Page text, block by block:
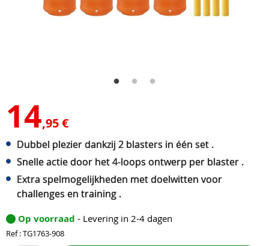
14,95 €
Dubbel plezier dankzij 2 blasters in één set .
Snelle actie door het 4-loops ontwerp per blaster .
Extra spelmogelijkheden met doelwitten voor
challenges en training .
Op voorraad - Levering in 2-4 dagen
Ref : TG1763-908